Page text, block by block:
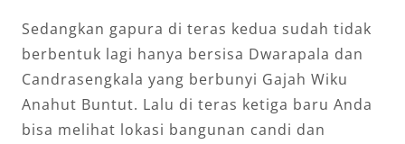
Sedangkan gapura di teras kedua sudah tidak
berbentuk lagi hanya bersisa Dwarapala dan
Candrasengkala yang berbunyi Gajah Wiku
Anahut Buntut. Lalu di teras ketiga baru Anda
bisa melihat lokasi bangunan candi dan